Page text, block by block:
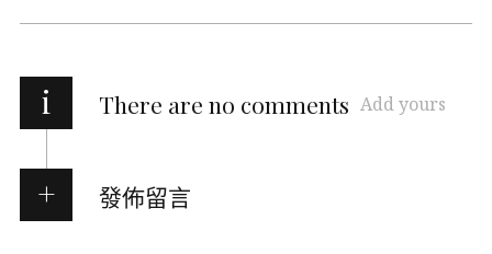
i There are no comments Add yours
發佈留言